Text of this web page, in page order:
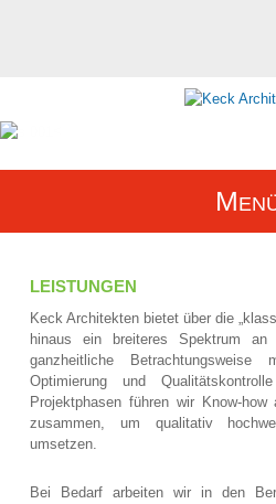
LEISTUNGEN
Keck Architekten bietet über die
hinaus ein breiteres Spektrum
ganzheitliche Betrachtungsweise
Optimierung und
Projektphasen führen wir Know-
zusammen, um qualitativ
umsetzen.
Bei Bedarf arbeiten wir in den